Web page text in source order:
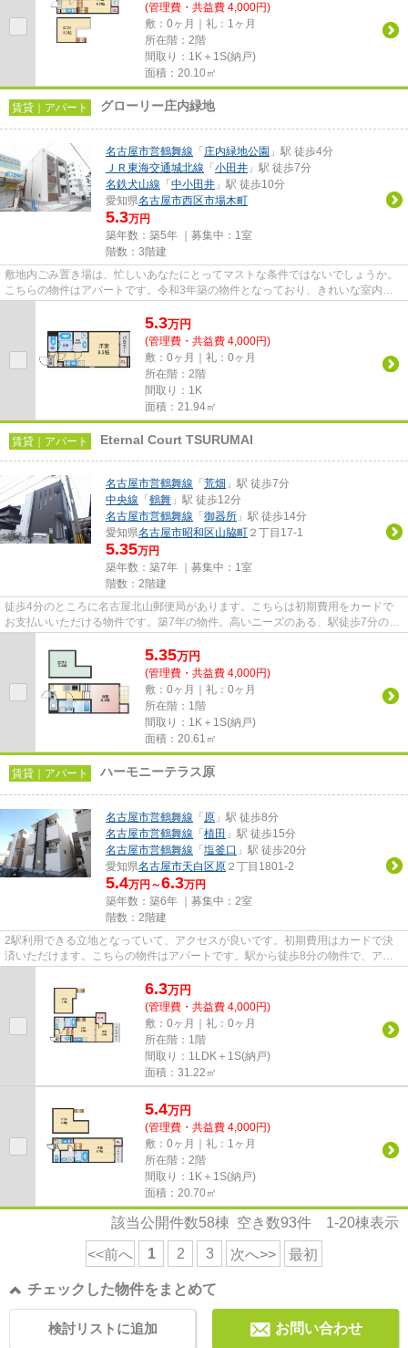
(管理費・共益費 4,000円)
敷：0ヶ月｜礼：1ヶ月
所在階：2階
間取り：1K＋1S(納戸)
面積：20.10㎡
賃貸｜アパート グローリー庄内緑地
名古屋市営鶴舞線 「 庄内緑地公園 」駅 徒歩4分
ＪＲ東海交通城北線 「 小田井 」駅 徒歩7分
名鉄犬山線 「 中小田井 」駅 徒歩10分
愛知県名古屋市西区市場木町
5.3万円
築年数：築5年 ｜募集中： 1室
階数：3階建
敷地内ごみ置き場は、忙しいあなたにとってマストな条件ではないでしょうか。
こちらの物件はアパートです。令和3年築の物件となっており、きれいな室内が
5.3万円
(管理費・共益費 4,000円)
敷：0ヶ月｜礼：0ヶ月
所在階：2階
間取り：1K
面積：21.94㎡
賃貸｜アパート Eternal Court TSURUMAI
名古屋市営鶴舞線 「 荒畑 」駅 徒歩7分
中央線 「 鶴舞 」駅 徒歩12分
名古屋市営鶴舞線 「 御器所 」駅 徒歩14分
愛知県名古屋市昭和区山脇町 ２丁目17-1
5.35万円
築年数：築7年 ｜募集中： 1室
階数：2階建
徒歩4分のところに名古屋北山郵便局があります。こちらは初期費用をカードで
お支払いいただける物件です。築7年の物件。高いニーズのある、駅徒歩7分の物
5.35万円
(管理費・共益費 4,000円)
敷：0ヶ月｜礼：0ヶ月
所在階：1階
間取り：1K＋1S(納戸)
面積：20.61㎡
賃貸｜アパート ハーモニーテラス原
名古屋市営鶴舞線 「 原 」駅 徒歩8分
名古屋市営鶴舞線 「 植田 」駅 徒歩15分
名古屋市営鶴舞線 「 塩釜口 」駅 徒歩20分
愛知県名古屋市天白区原 ２丁目1801-2
5.4万円～6.3万円
築年数：築6年 ｜募集中： 2室
階数：2階建
2駅利用できる立地となっていて、アクセスが良いです。初期費用はカードで決
済いただけます。こちらの物件はアパートです。駅から徒歩8分の物件で、アク
6.3万円
(管理費・共益費 4,000円)
敷：0ヶ月｜礼：0ヶ月
所在階：1階
間取り：1LDK＋1S(納戸)
面積：31.22㎡
5.4万円
(管理費・共益費 4,000円)
敷：0ヶ月｜礼：1ヶ月
所在階：2階
間取り：1K＋1S(納戸)
面積：20.70㎡
該当公開件数58棟 空き数93件 1-20棟表示
<<前へ 1 2 3 次へ>> 最初
チェックした物件をまとめて
お問い合わせ
検討リストに追加